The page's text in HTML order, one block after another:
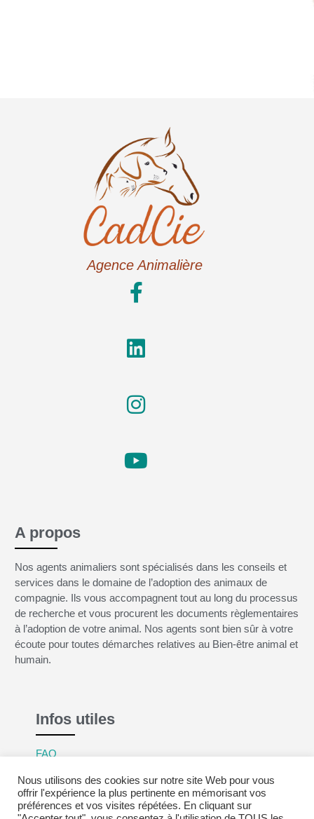
Agence Animalière
A propos
Nos agents animaliers sont spécialisés dans les conseils et
services dans le domaine de l’adoption des animaux de
compagnie. Ils vous accompagnent tout au long du processus
de recherche et vous procurent les documents règlementaires
à l’adoption de votre animal. Nos agents sont bien sûr à votre
écoute pour toutes démarches relatives au Bien-être animal et
humain.
Infos utiles
FAQ
Politique de confidentialité
CGV
Nous utilisons des cookies sur notre site Web pour vous
offrir l'expérience la plus pertinente en mémorisant vos
préférences et vos visites répétées. En cliquant sur